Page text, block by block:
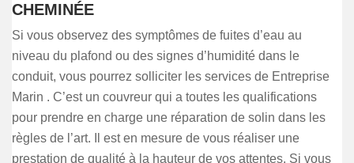
CHEMINÉE
Si vous observez des symptômes de fuites d’eau au
niveau du plafond ou des signes d’humidité dans le
conduit, vous pourrez solliciter les services de Entreprise
Marin . C’est un couvreur qui a toutes les qualifications
pour prendre en charge une réparation de solin dans les
règles de l’art. Il est en mesure de vous réaliser une
prestation de qualité à la hauteur de vos attentes. Si vous